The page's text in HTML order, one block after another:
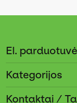
El.
Kategorijos
Kontaktai /